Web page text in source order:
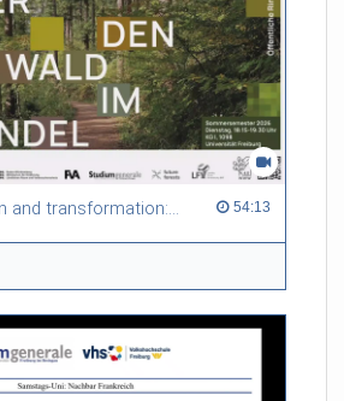
Between tradition and transformation: how owners, advisers and institutions co-create knowledge for resilient forests in Europe 54:13